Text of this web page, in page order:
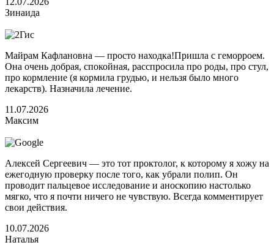
Зинаида
Майрам Кафлановна — просто находка!Пришла с геморроем.
Она очень добрая, спокойная, расспросила про роды, про стул,
про кормление (я кормила грудью, и нельзя было много
лекарств). Назначила лечение.
11.07.2026
Максим
Алексей Сергеевич — это тот проктолог, к которому я хожу на
ежегодную проверку после того, как убрали полип. Он
проводит пальцевое исследование и аноскопию настолько
мягко, что я почти ничего не чувствую. Всегда комментирует
свои действия.
10.07.2026
Наталья